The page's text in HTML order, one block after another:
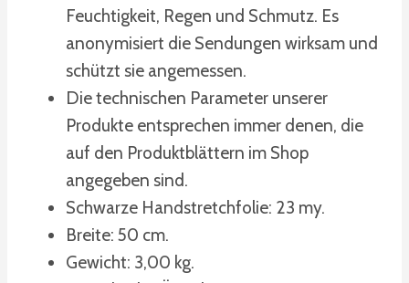
Feuchtigkeit, Regen und Schmutz. Es
anonymisiert die Sendungen wirksam und
schützt sie angemessen.
Die technischen Parameter unserer
Produkte entsprechen immer denen, die
auf den Produktblättern im Shop
angegeben sind.
Schwarze Handstretchfolie: 23 my.
Breite: 50 cm.
Gewicht: 3,00 kg.